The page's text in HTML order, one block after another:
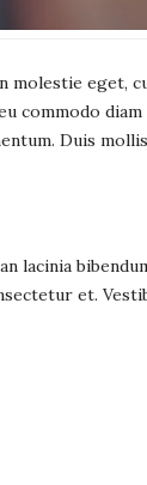
molestie eget,
commodo diam
Duis
lacinia
et.